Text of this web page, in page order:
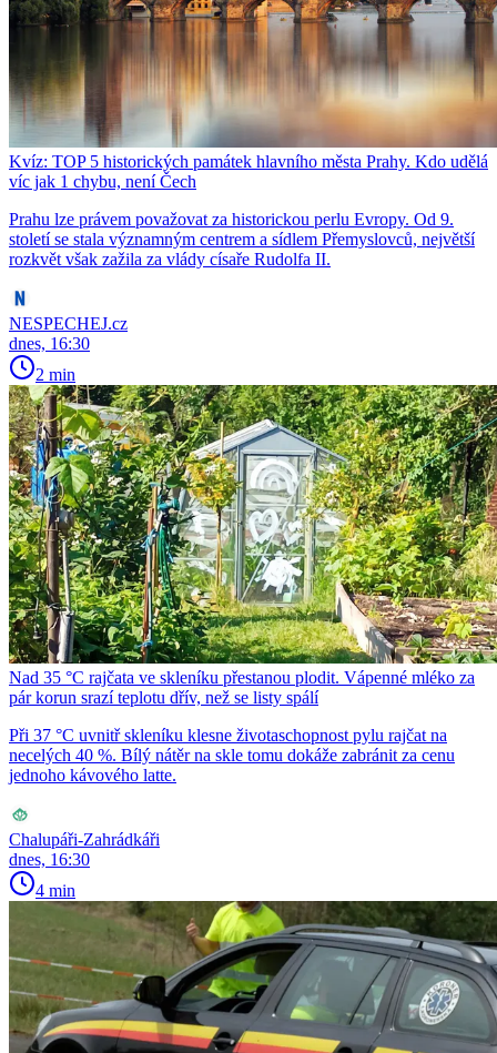
Kvíz: TOP 5 historických památek hlavního města Prahy. Kdo udělá
víc jak 1 chybu, není Čech
Prahu lze právem považovat za historickou perlu Evropy. Od 9.
století se stala významným centrem a sídlem Přemyslovců, největší
rozkvět však zažila za vlády císaře Rudolfa II.
NESPECHEJ.cz
dnes, 16:30
2 min
Nad 35 °C rajčata ve skleníku přestanou plodit. Vápenné mléko za
pár korun srazí teplotu dřív, než se listy spálí
Při 37 °C uvnitř skleníku klesne životaschopnost pylu rajčat na
necelých 40 %. Bílý nátěr na skle tomu dokáže zabránit za cenu
jednoho kávového latte.
Chalupáři-Zahrádkáři
dnes, 16:30
4 min